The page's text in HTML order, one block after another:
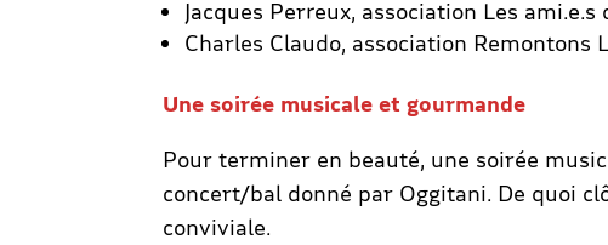
Jacques Perreux, association Les ami.e.s
Charles Claudo, association Remontons
Une soirée musicale et gourmande
Pour terminer en beauté, une soirée
concert/bal donné par Oggitani. De quoi
conviviale.